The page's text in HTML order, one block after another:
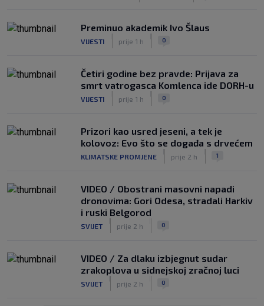
Preminuo akademik Ivo Šlaus
VIJESTI prije 1 h 0
Četiri godine bez pravde: Prijava za
smrt vatrogasca Komlenca ide DORH-u
VIJESTI prije 1 h 0
Prizori kao usred jeseni, a tek je
kolovoz: Evo što se događa s drvećem
KLIMATSKE PROMJENE prije 2 h 1
VIDEO / Obostrani masovni napadi
dronovima: Gori Odesa, stradali Harkiv
i ruski Belgorod
SVIJET prije 2 h 0
VIDEO / Za dlaku izbjegnut sudar
zrakoplova u sidnejskoj zračnoj luci
SVIJET prije 2 h 0